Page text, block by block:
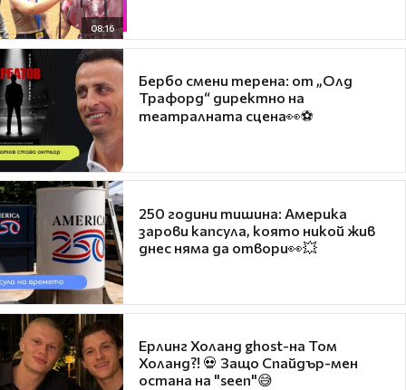
08:16
Бербо смени терена: от „Олд
Трафорд“ директно на
театралната сцена👀⚽
250 години тишина: Америка
зарови капсула, която никой жив
днес няма да отвори👀💥
Ерлинг Холанд ghost-на Том
Холанд?! 💀 Защо Спайдър-мен
остана на "seen"😅